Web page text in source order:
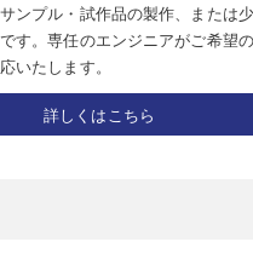
ンプル・試作品の製作、または
す。専任のエンジニアがご希望
いたします。
詳しくはこちら